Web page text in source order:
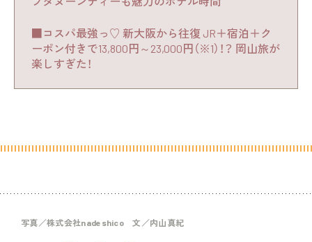
■コスパ最強っ♡ 新大阪から往復 JR＋宿泊＋ク
ーポン付きで13,800円～23,000円（※1）！？ 岡山旅が
楽しすぎた！
写真／株式会社nadeshico 文／内山真紀